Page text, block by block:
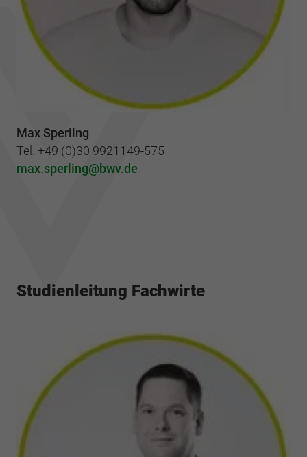
Max Sperling
Tel. +49 (0)30 9921149-575
max.sperling
bwv.de
Studienleitung Fachwirte